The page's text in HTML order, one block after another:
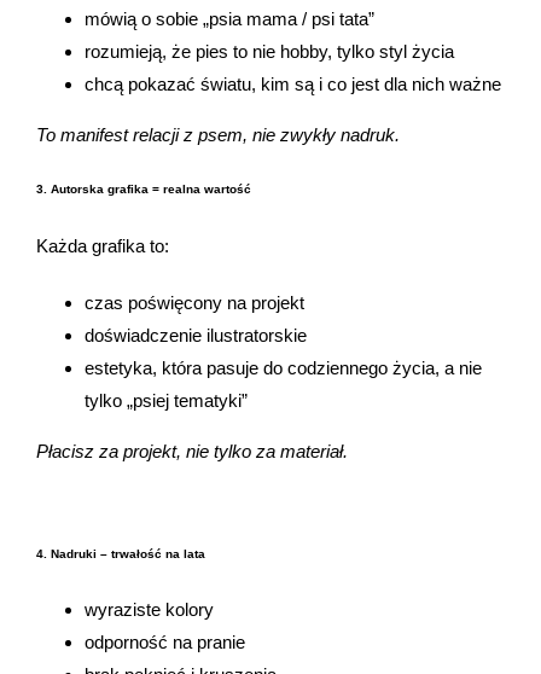
mówią o sobie „psia mama / psi tata”
rozumieją, że pies to nie hobby, tylko styl życia
chcą pokazać światu, kim są i co jest dla nich ważne
To manifest relacji z psem, nie zwykły nadruk.
3. Autorska grafika = realna wartość
Każda grafika to:
czas poświęcony na projekt
doświadczenie ilustratorskie
estetyka, która pasuje do codziennego życia, a nie
tylko „psiej tematyki”
Płacisz za projekt, nie tylko za materiał.
4. Nadruki – trwałość na lata
wyraziste kolory
odporność na pranie